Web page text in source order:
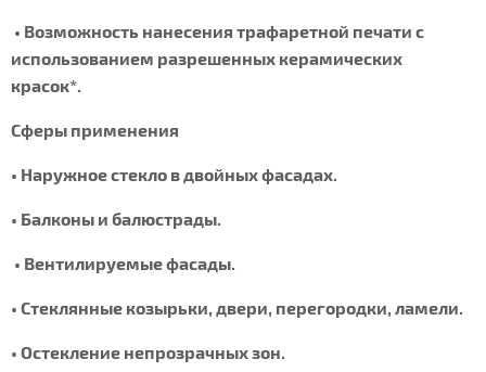
• Возможность нанесения трафаретной печати с
использованием разрешенных керамических
красок*.
Сферы применения
• Наружное стекло в двойных фасадах.
• Балконы и балюстрады.
• Вентилируемые фасады.
• Стеклянные козырьки, двери, перегородки, ламели.
• Остекление непрозрачных зон.